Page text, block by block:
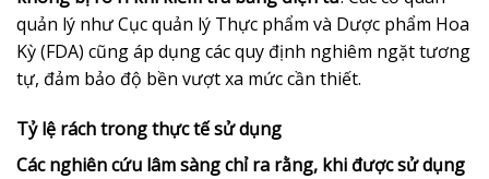
quản lý như Cục quản lý Thực phẩm và Dược phẩm Hoa
Kỳ (FDA) cũng áp dụng các quy định nghiêm ngặt tương
tự, đảm bảo độ bền vượt xa mức cần thiết.
Tỷ lệ rách trong thực tế sử dụng
Các nghiên cứu lâm sàng chỉ ra rằng, khi được sử dụng